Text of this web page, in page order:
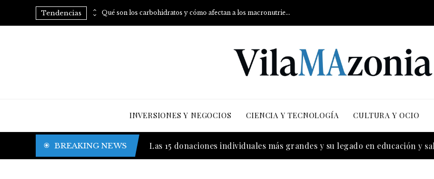
Tendencias Consumo regular de arroz: vitaminas B para mejorar tu metabolismo Qué son los carbohidratos y cómo afectan a los macronutrientes
INVERSIONES Y NEGOCIOS CIENCIA Y TECNOLOGÍA CULTURA Y OCIO
BREAKING NEWS Las canciones con más versiones registradas en la industria musical